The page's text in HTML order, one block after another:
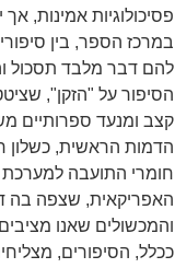
פסיכולוגיות אמינות,
במרכז הספר, בין
להם דבר מלבד תסכול
הסיפור על "הזקן",
קצב ומנעד ספרותיים
הדמות הראשית, כשלון
חומרי התועבה למערכת
האפריקאית, שצפה בה
והמכשולים שאנו מציבים
ככלל, הסיפורים,